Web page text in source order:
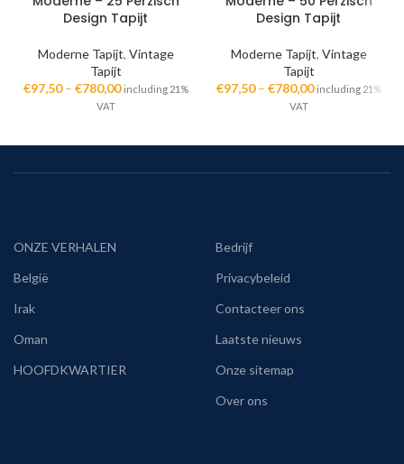
Design Tapijt
Moderne Tapijt, Vintage
Tapijt
€97,50– €780,00 including 21%
VAT
Design Tapijt
Moderne Tapijt, Vintage
Tapijt
€97,50– €780,00 including 21%
VAT
ONZE VERHALEN
België
Irak
Oman
HOOFDKWARTIER
Bedrijf
Privacybeleid
Contacteer ons
Laatste nieuws
Onze sitemap
Over ons